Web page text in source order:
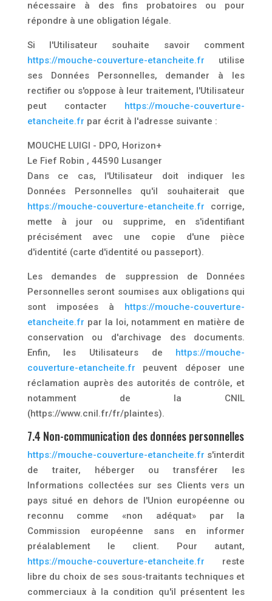
nécessaire à des fins probatoires ou pour
répondre à une obligation légale.
Si l'Utilisateur souhaite savoir comment
https://mouche-couverture-etancheite.fr utilise
ses Données Personnelles, demander à les
rectifier ou s'oppose à leur traitement, l'Utilisateur
peut contacter https://mouche-couverture-
etancheite.fr par écrit à l'adresse suivante :
MOUCHE LUIGI - DPO, Horizon+
Le Fief Robin , 44590 Lusanger
Dans ce cas, l'Utilisateur doit indiquer les
Données Personnelles qu'il souhaiterait que
https://mouche-couverture-etancheite.fr corrige,
mette à jour ou supprime, en s'identifiant
précisément avec une copie d'une pièce
d'identité (carte d'identité ou passeport).
Les demandes de suppression de Données
Personnelles seront soumises aux obligations qui
sont imposées à https://mouche-couverture-
etancheite.fr par la loi, notamment en matière de
conservation ou d'archivage des documents.
Enfin, les Utilisateurs de https://mouche-
couverture-etancheite.fr peuvent déposer une
réclamation auprès des autorités de contrôle, et
notamment de la CNIL
(https://www.cnil.fr/fr/plaintes).
7.4 Non-communication des données personnelles
https://mouche-couverture-etancheite.fr s'interdit
de traiter, héberger ou transférer les
Informations collectées sur ses Clients vers un
pays situé en dehors de l'Union européenne ou
reconnu comme «non adéquat» par la
Commission européenne sans en informer
préalablement le client. Pour autant,
https://mouche-couverture-etancheite.fr reste
libre du choix de ses sous-traitants techniques et
commerciaux à la condition qu'il présentent les